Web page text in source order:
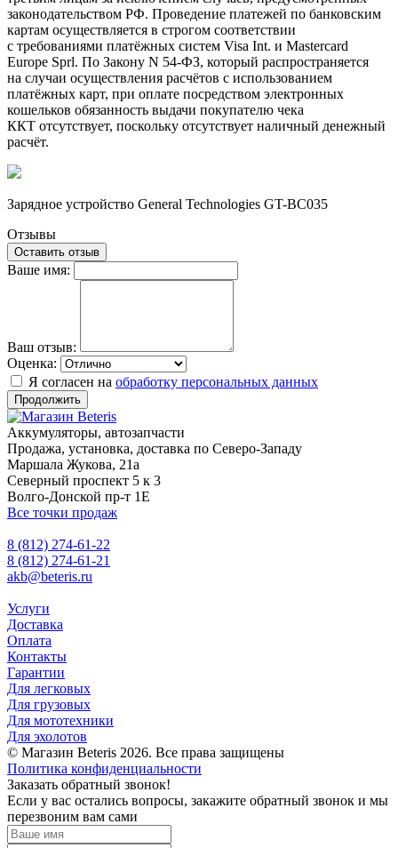
законодательством РФ. Проведение платежей по банковским
картам осуществляется в строгом соответствии
с требованиями платёжных систем Visa Int. и Mastercard
Europe Sprl. По Закону N 54-ФЗ, который распространяется
на случаи осуществления расчётов с использованием
платёжных карт, при оплате посредством электронных
кошельков обязанность выдачи покупателю чека
ККТ отсутствует, поскольку отсутствует наличный денежный
расчёт.
Зарядное уcтройство General Technologies GT-BC035
Отзывы
Оставить отзыв
Ваше имя:
Ваш отзыв:
Оценка:
Я согласен на обработку персональных данных
Продолжить
Аккумуляторы, автозапчасти
Продажа, установка, доставка по Северо-Западу
Маршала Жукова, 21а
Северный проспект 5 к 3
Волго-Донской пр-т 1Е
Все точки продаж
8 (812) 274-61-22
8 (812) 274-61-21
akb@beteris.ru
Услуги
Доставка
Оплата
Контакты
Гарантии
Для легковых
Для грузовых
Для мототехники
Для эхолотов
© Магазин Beteris 2026. Все права защищены
Политика конфиденциальности
Заказать обратный звонок!
Если у вас остались вопросы, закажите обратный звонок и мы
перезвоним вам сами